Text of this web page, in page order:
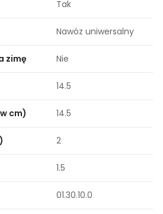
Tak
Nawóz uniwersalny
zimę Nie
14.5
cm) 14.5
2
1.5
01.30.10.0